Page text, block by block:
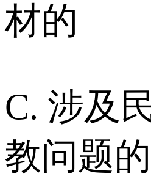
材的
C. 涉及
教问题的